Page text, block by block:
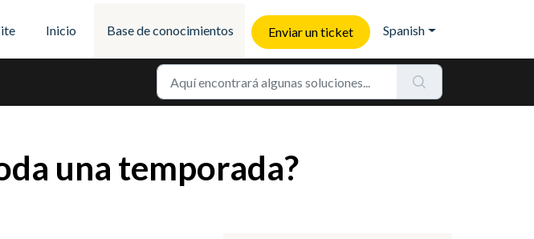
Inicio Base de conocimientos Enviar un ticket Spanish
una temporada?